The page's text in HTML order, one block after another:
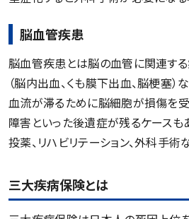
脳血管疾患
脳血管疾患とは脳の血管に関連す
（脳内出血、くも膜下出血、脳梗塞
血流が滞るために脳細胞が損傷を
障害といった後遺症が残るケースも
投薬、リハビリテーション、外科手術
三大疾病保険とは